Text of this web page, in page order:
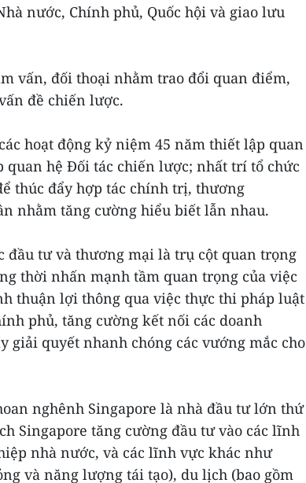
nước, Chính phủ, Quốc hội và giao lưu
vấn, đối thoại nhằm trao đổi quan điểm,
đề chiến lược.
hoạt động kỷ niệm 45 năm thiết lập quan
quan hệ Đối tác chiến lược; nhất trí tổ chức
thúc đẩy hợp tác chính trị, thương
nhằm tăng cường hiểu biết lẫn nhau.
đầu tư và thương mại là trụ cột quan trọng
thời nhấn mạnh tầm quan trọng của việc
thuận lợi thông qua việc thực thi pháp luật
phủ, tăng cường kết nối các doanh
giải quyết nhanh chóng các vướng mắc cho
nghênh Singapore là nhà đầu tư lớn thứ
Singapore tăng cường đầu tư vào các lĩnh
nhà nước, và các lĩnh vực khác như
và năng lượng tái tạo), du lịch (bao gồm